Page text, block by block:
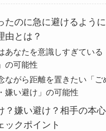
たのに急に避けるよう
由とは？
あなたを意識しすぎている
の可能性
ながら距離を置きたい「ご
嫌い避け」の可能性
？嫌い避け？相手の本
ックポイント